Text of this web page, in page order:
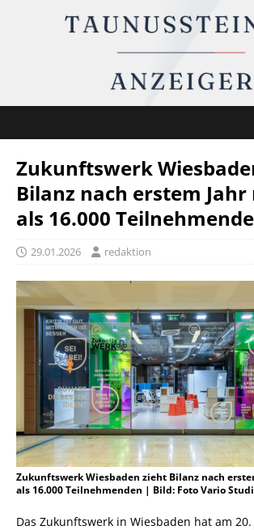
Zukunftswerk
Bilanz nach erstem
als 16.000
29.01.2026 redaktion
Zukunftswerk Wiesbaden zieht Bilanz nach
als 16.000 Teilnehmenden | Bild: Foto Vario
Das Zukunftswerk in Wiesbaden hat am 20.